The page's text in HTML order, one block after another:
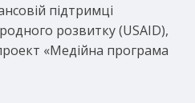
підтримці
розвитку (USAID),
«Медійна програма